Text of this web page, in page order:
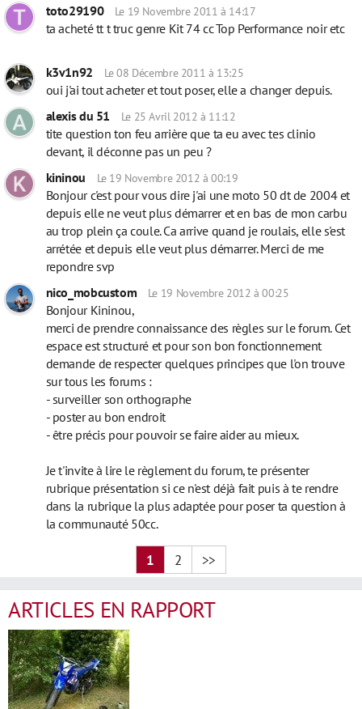
toto29190 Le 19 Novembre 2011 à 14:17
ta acheté tt t truc genre Kit 74 cc Top Performance noir etc
k3v1n92 Le 08 Décembre 2011 à 13:25
oui j'ai tout acheter et tout poser, elle a changer depuis.
alexis du 51
Le 25 Avril 2012 à 11:12
tite question ton feu arrière que ta eu avec tes clinio
devant, il déconne pas un peu ?
kininou
Le 19 Novembre 2012 à 00:19
Bonjour c'est pour vous dire j'ai une moto 50 dt de 2004 et
depuis elle ne veut plus démarrer et en bas de mon carbu
au trop plein ça coule. Ca arrive quand je roulais, elle s'est
arrétée et depuis elle veut plus démarrer. Merci de me
repondre svp
nico_mobcustom
Le 19 Novembre 2012 à 00:25
Bonjour Kininou,
merci de prendre connaissance des règles sur le forum. Cet
espace est structuré et pour son bon fonctionnement
demande de respecter quelques principes que l'on trouve
sur tous les forums :
- surveiller son orthographe
- poster au bon endroit
- être précis pour pouvoir se faire aider au mieux.
Je t'invite à lire le règlement du forum, te présenter
rubrique présentation si ce n'est déjà fait puis à te rendre
dans la rubrique la plus adaptée pour poser ta question à
la communauté 50cc.
1 2 >>
ARTICLES EN RAPPORT